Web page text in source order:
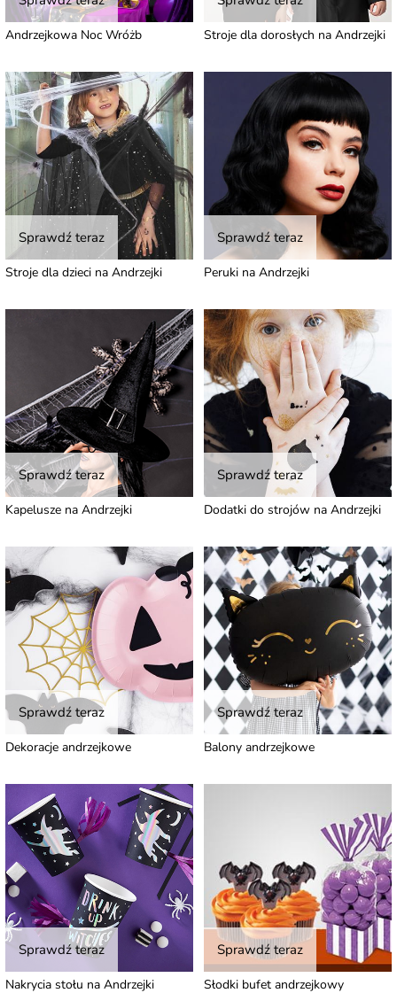
Andrzejkowa Noc Wróżb Stroje dla dorosłych na Andrzejki
Sprawdź teraz
Stroje dla dzieci na Andrzejki
Sprawdź teraz
Peruki na Andrzejki
Sprawdź teraz
Kapelusze na Andrzejki
Sprawdź teraz
Dodatki do strojów na Andrzejki
Sprawdź teraz
Dekoracje andrzejkowe
Sprawdź teraz
Balony andrzejkowe
Sprawdź teraz
Nakrycia stołu na Andrzejki
Sprawdź teraz
Słodki bufet andrzejkowy